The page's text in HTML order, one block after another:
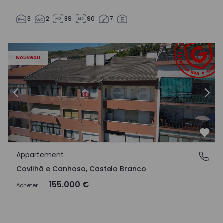
3 2 89 90 7
Nouveau
- 18
Appartement T2 Covilhã, Covilhã e Canhoso - 1497806 -
Précédent
Covilhã e Canhoso, Castelo Branco
Appartement
Covilhã e Canhoso, Castelo Branco
Acheter 155.000 €